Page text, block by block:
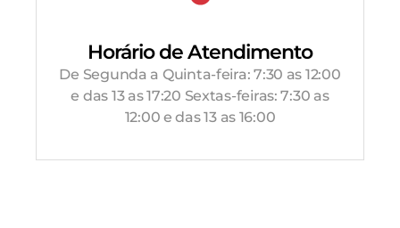
Horário de Atendimento
De Segunda a Quinta-feira: 7:30 as 12:00
e das 13 as 17:20 Sextas-feiras: 7:30 as
12:00 e das 13 as 16:00